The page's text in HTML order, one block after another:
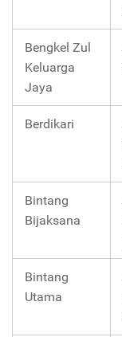
Bengkel Zul
Keluarga
Jaya
Berdikari
Bintang
Bijaksana
Bintang
Utama